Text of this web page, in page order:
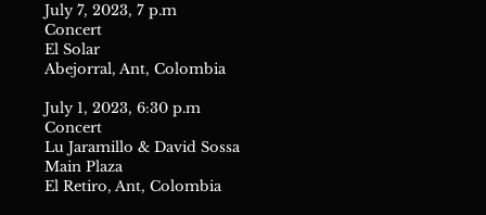
July 7, 2023, 7 p.m
Concert
El Solar
Abejorral, Ant, Colombia
July 1, 2023, 6:30 p.m
Concert
Lu Jaramillo & David Sossa
Main Plaza
El Retiro, Ant, Colombia